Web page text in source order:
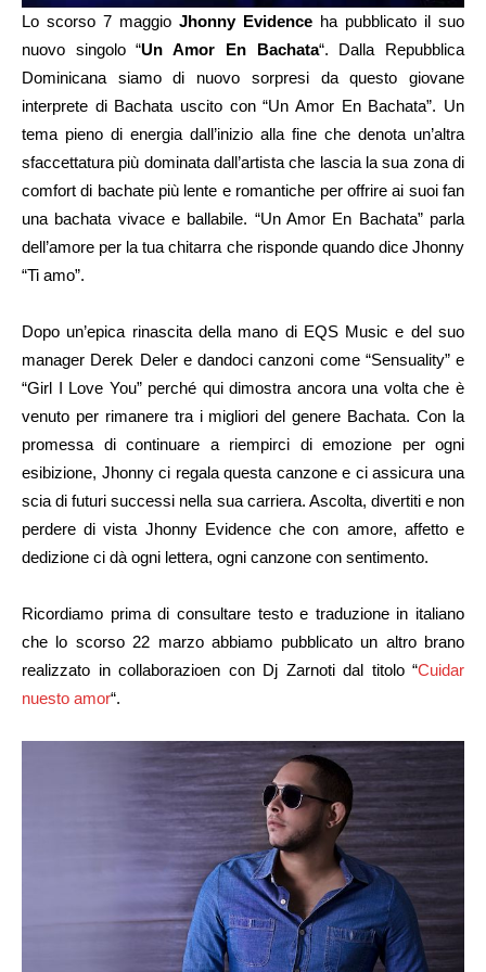
Lo scorso 7 maggio Jhonny Evidence ha pubblicato il suo
nuovo singolo “Un Amor En Bachata“. Dalla Repubblica
Dominicana siamo di nuovo sorpresi da questo giovane
interprete di Bachata uscito con “Un Amor En Bachata”. Un
tema pieno di energia dall’inizio alla fine che denota un’altra
sfaccettatura più dominata dall’artista che lascia la sua zona di
comfort di bachate più lente e romantiche per offrire ai suoi fan
una bachata vivace e ballabile. “Un Amor En Bachata” parla
dell’amore per la tua chitarra che risponde quando dice Jhonny
“Ti amo”.
Dopo un’epica rinascita della mano di EQS Music e del suo
manager Derek Deler e dandoci canzoni come “Sensuality” e
“Girl I Love You” perché qui dimostra ancora una volta che è
venuto per rimanere tra i migliori del genere Bachata. Con la
promessa di continuare a riempirci di emozione per ogni
esibizione, Jhonny ci regala questa canzone e ci assicura una
scia di futuri successi nella sua carriera. Ascolta, divertiti e non
perdere di vista Jhonny Evidence che con amore, affetto e
dedizione ci dà ogni lettera, ogni canzone con sentimento.
Ricordiamo prima di consultare testo e traduzione in italiano
che lo scorso 22 marzo abbiamo pubblicato un altro brano
realizzato in collaborazioen con Dj Zarnoti dal titolo “Cuidar
nuesto amor“.